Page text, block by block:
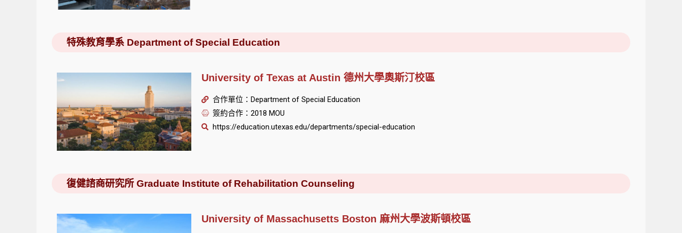
特殊教育學系 Department of Special Education
University of Texas at Austin 德州大學奧斯汀校區
合作單位：Department of Special Education
簽約合作：2018 MOU
https://education.utexas.edu/departments/special-education
復健諮商研究所 Graduate Institute of Rehabilitation Counseling
University of Massachusetts Boston 麻州大學波斯頓校區